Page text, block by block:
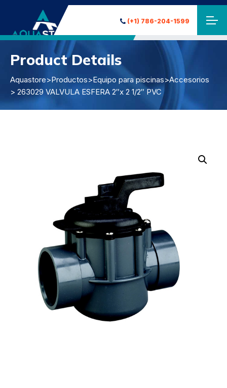
(+1) 786-204-1599
Product Details
Aquastore>Productos>Equipo para piscinas>Accesorios
> 263029 VALVULA ESFERA 2″x 2 1/2″ PVC